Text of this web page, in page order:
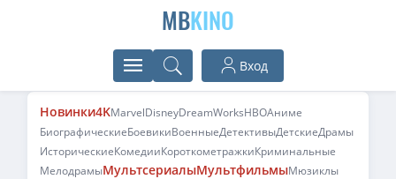
MBKINO
Вход
Новинки4KMarvelDisneyDreamWorksHBOАниме
БиографическиеБоевикиВоенныеДетективыДетскиеДрамы
ИсторическиеКомедииКороткометражкиКриминальные
МелодрамыМультсериалыМультфильмыМюзиклы